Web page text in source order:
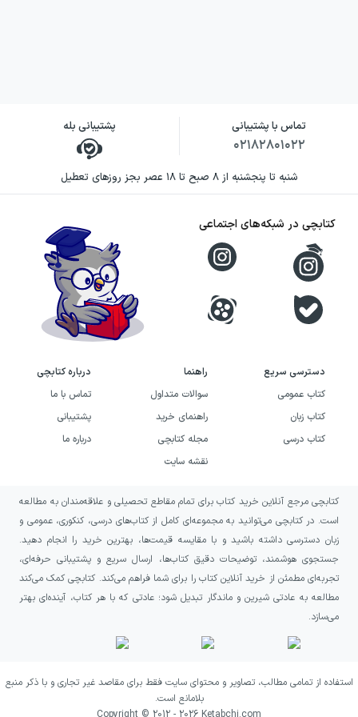
توجه او به بحران خودکامگی، آگاهی نوآیین،
آگاهی ملی و تحول مفهوم سنت، چارچوبی برای
اندیشه‌های تازه فراهم می‌آورد.
رویکرد نویسنده در این اثر، دنبال کردن تکوین
مفاهیم در بستر تاریخ است. او به پیدایی
روشنفکران در افق بحث‌های نظری و مطرح شدن
دیدگاه‌های تازه در اصلاح دینی، اندیشه حقوقی،
سیاسی و اقتصادی می‌پردازد و در کنار آن، مناقشه
چندوجهی از تحول فکری دوره مورد بحث ارائه
می‌دهد.
تبریز و پیگیری نشانه‌های تغییر تا زمان ناصرالدین
شاه قاجار، به نوشته‌های طباطبائی جهت تاریخی
مشخصی می‌دهد. خواننده می‌تواند در این مسیر،
روند پدیدار شدن آگاهی نوآیین و شکل‌گیری
تدریجی آگاهی ملی را دنبال کند و نسبت آن را با
بخش دوم به چه کسانی پیشنهاد
تماس با پشتیبانی
۰۲۱۸۲۸۰۱۰۲۲
پشتیبانی بله
شنبه تا پنجشنبه از ۸ صبح تا ۱۸ عصر بجز روزهای تعطیل
دسترسی سریع
کتاب عمومی
کتاب زبان
کتاب درسی
راهنما
سوالات متداول
راهنمای خرید
مجله کتابچی
نقشه سایت
درباره کتابچی
تماس با ما
پشتیبانی
درباره ما
کتابچی در شبکه‌های اجتماعی
کتابچی مرجع آنلاین خرید کتاب برای تمام مقاطع تحصیلی و علاقه‌مندان به مطالعه
است. در کتابچی می‌توانید به مجموعه‌ای کامل از کتاب‌های درسی، کنکوری، عمومی و
زبان دسترسی داشته باشید و با مقایسه قیمت‌ها، بهترین خرید را انجام دهید.
جستجوی هوشمند، توضیحات دقیق کتاب‌ها، ارسال سریع و پشتیبانی حرفه‌ای،
تجربه‌ای مطمئن از خرید آنلاین کتاب را برای شما فراهم می‌کند. کتابچی کمک می‌کند
مطالعه به عادتی شیرین و ماندگار تبدیل شود؛ عادتی که با هر کتاب، آینده‌ای بهتر
می‌سازد.
استفاده از تمامی مطالب، تصاویر و محتوای سایت فقط برای مقاصد غیر تجاری و با ذکر منبع
بلامانع است.